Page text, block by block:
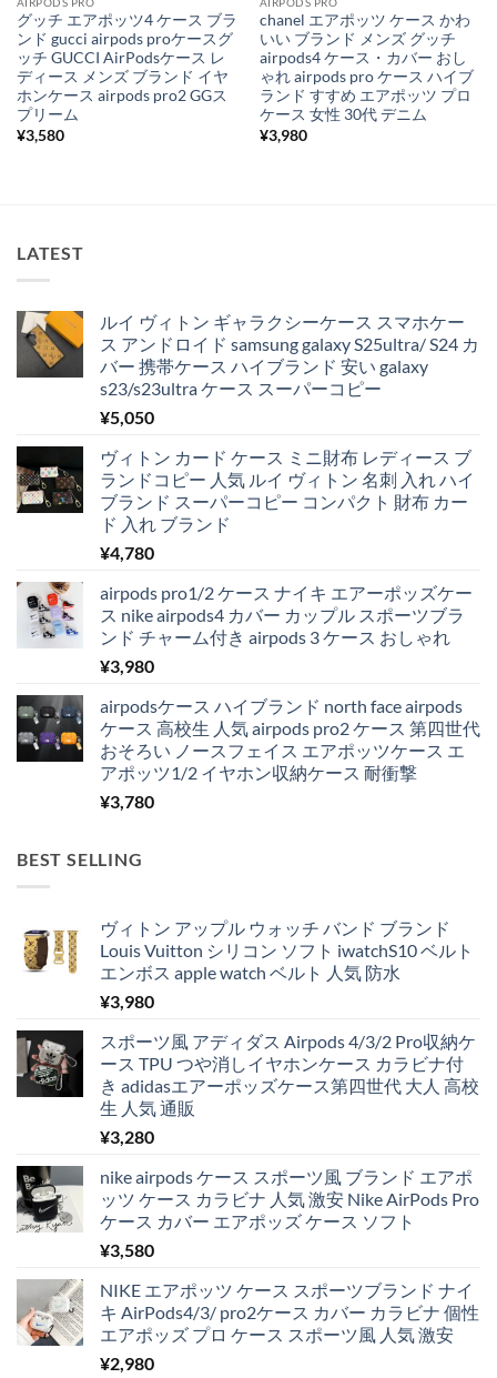
グッチ エアポッツ4 ケース ブラ
ンド gucci airpods proケースグ
ッチ GUCCI AirPodsケース レ
ディース メンズ ブランド イヤ
ホンケース airpods pro2 GGス
プリーム
¥3,580
chanel エアポッツ ケース かわ
いい ブランド メンズ グッチ
airpods4 ケース・カバー おし
ゃれ airpods pro ケース ハイブ
ランド すすめ エアポッツ プロ
ケース 女性 30代 デニム
¥3,980
LATEST
ルイ ヴィトン ギャラクシーケース スマホケー
ス アンドロイド samsung galaxy S25ultra/ S24 カ
バー 携帯ケース ハイブランド 安い galaxy
s23/s23ultra ケース スーパーコピー
¥5,050
ヴィトン カード ケース ミニ財布 レディース ブ
ランドコピー 人気 ルイ ヴィトン 名刺 入れ ハイ
ブランド スーパーコピー コンパクト 財布 カー
ド 入れ ブランド
¥4,780
airpods pro1/2 ケース ナイキ エアーポッズケー
ス nike airpods4 カバー カップル スポーツブラ
ンド チャーム付き airpods 3 ケース おしゃれ
¥3,980
airpodsケース ハイブランド north face airpods
ケース 高校生 人気 airpods pro2 ケース 第四世代
おそろい ノースフェイス エアポッツケース エ
アポッツ1/2 イヤホン収納ケース 耐衝撃
¥3,780
BEST SELLING
ヴィトン アップル ウォッチ バンド ブランド
Louis Vuitton シリコン ソフト iwatchS10 ベルト
エンボス apple watch ベルト 人気 防水
¥3,980
スポーツ風 アディダス Airpods 4/3/2 Pro収納ケ
ース TPU つや消しイヤホンケース カラビナ付
き adidasエアーポッズケース第四世代 大人 高校
生 人気 通販
¥3,280
nike airpods ケース スポーツ風 ブランド エアポ
ッツ ケース カラビナ 人気 激安 Nike AirPods Pro
ケース カバー エアポッズ ケース ソフト
¥3,580
NIKE エアポッツ ケース スポーツブランド ナイ
キ AirPods4/3/ pro2ケース カバー カラビナ 個性
エアポッズ プロ ケース スポーツ風 人気 激安
¥2,980